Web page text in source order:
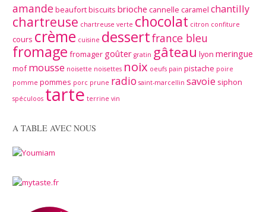
amandebeaufortbiscuits brioche cannelle caramel chantilly
chartreuse chartreuse verte chocolat citron confiture
cours crème cuisine dessertfrance bleu
fromage fromager goûter gratin gâteau lyon meringue
mof mousse noisette noisettes noix oeufs pain pistache poire
pomme pommes porc prune radio saint-marcellin savoie siphon
spéculoos tarte terrine vin
A TABLE AVEC NOUS